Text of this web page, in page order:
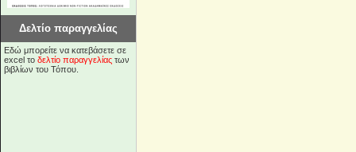
Δελτίο παραγγελίας
Εδώ μπορείτε να κατεβάσετε σε
excel το δελτίο παραγγελίας των
βιβλίων του Τόπου.